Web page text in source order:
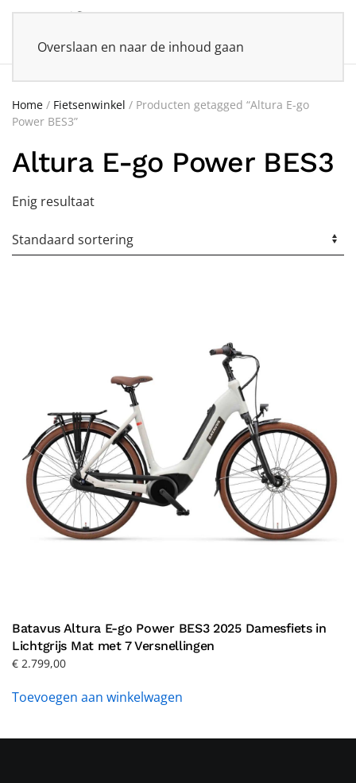
Overslaan en naar de inhoud gaan
Home / Fietsenwinkel / Producten getagged “Altura E-go
Power BES3”
Altura E-go Power BES3
Enig resultaat
Batavus Altura E-go Power BES3 2025 Damesfiets in
Lichtgrijs Mat met 7 Versnellingen
€ 2.799,00
Toevoegen aan winkelwagen